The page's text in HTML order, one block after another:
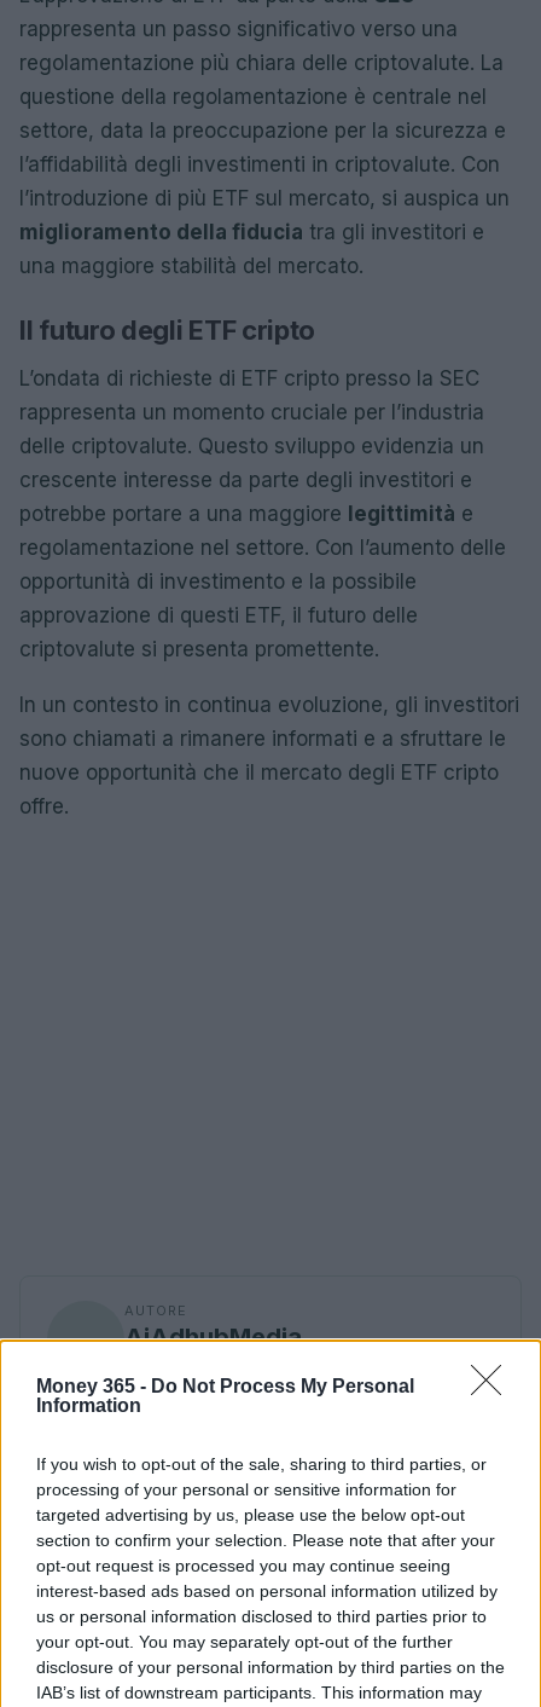
Money 365 - Do Not Process My Personal
Information
If you wish to opt-out of the sale, sharing to third parties, or
processing of your personal or sensitive information for
targeted advertising by us, please use the below opt-out
section to confirm your selection. Please note that after your
opt-out request is processed you may continue seeing
interest-based ads based on personal information utilized by
us or personal information disclosed to third parties prior to
your opt-out. You may separately opt-out of the further
disclosure of your personal information by third parties on the
IAB’s list of downstream participants. This information may
rappresenta un passo significativo verso una
regolamentazione più chiara delle criptovalute. La
questione della regolamentazione è centrale nel
settore, data la preoccupazione per la sicurezza e
l’affidabilità degli investimenti in criptovalute. Con
l’introduzione di più ETF sul mercato, si auspica un
miglioramento della fiducia tra gli investitori e
una maggiore stabilità del mercato.
Il futuro degli ETF cripto
L’ondata di richieste di ETF cripto presso la SEC
rappresenta un momento cruciale per l’industria
delle criptovalute. Questo sviluppo evidenzia un
crescente interesse da parte degli investitori e
potrebbe portare a una maggiore legittimità e
regolamentazione nel settore. Con l’aumento delle
opportunità di investimento e la possibile
approvazione di questi ETF, il futuro delle
criptovalute si presenta promettente.
In un contesto in continua evoluzione, gli investitori
sono chiamati a rimanere informati e a sfruttare le
nuove opportunità che il mercato degli ETF cripto
offre.
AUTORE
AiAdhubMedia